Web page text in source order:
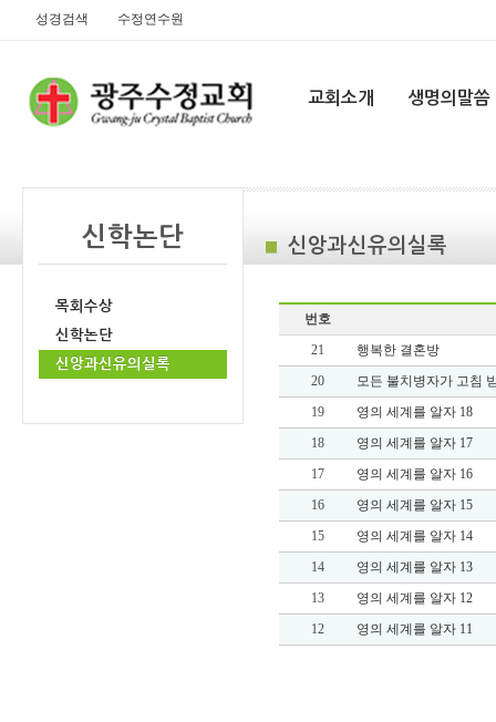
성경검색 수정연수원
교회소개 생명의말씀
신학논단
목회수상
신학논단
신앙과신유의실록
신앙과신유의실록
번호
21
행복한 결혼방
20
모든 불치병자가 고침
19
영의 세계를 알자 18
18
영의 세계를 알자 17
17
영의 세계를 알자 16
16
영의 세계를 알자 15
15
영의 세계를 알자 14
14
영의 세계를 알자 13
13
영의 세계를 알자 12
12
영의 세계를 알자 11